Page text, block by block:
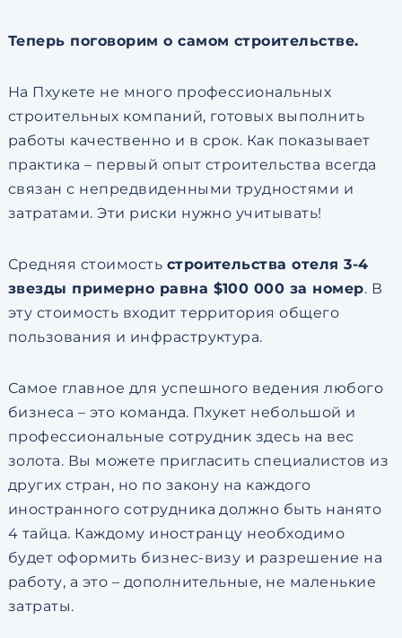
Теперь поговорим о самом строительстве.
На Пхукете не много профессиональных
строительных компаний, готовых выполнить
работы качественно и в срок. Как показывает
практика – первый опыт строительства всегда
связан с непредвиденными трудностями и
затратами. Эти риски нужно учитывать!
Средняя стоимость строительства отеля 3-4
звезды примерно равна $100 000 за номер. В
эту стоимость входит территория общего
пользования и инфраструктура.
Самое главное для успешного ведения любого
бизнеса – это команда. Пхукет небольшой и
профессиональные сотрудник здесь на вес
золота. Вы можете пригласить специалистов из
других стран, но по закону на каждого
иностранного сотрудника должно быть нанято
4 тайца. Каждому иностранцу необходимо
будет оформить бизнес-визу и разрешение на
работу, а это – дополнительные, не маленькие
затраты.